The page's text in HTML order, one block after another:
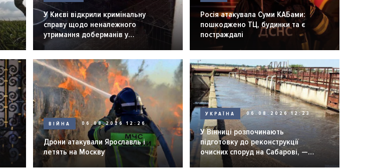
У Києві відкрили кримінальну
справу щодо неналежного
утримання доберманів у
розпліднику
Росія атакувала Суми КАБами:
пошкоджено ТЦ, будинки та є
постраждалі
ВІЙНА 06.08.2026 12:26
Дрони атакували Ярославль і
летять на Москву
УКРАЇНА 06.08.2026 12:23
У Вінниці розпочинають
підготовку до реконструкції
очисних споруд на Сабарові, —
мер Вінниці.